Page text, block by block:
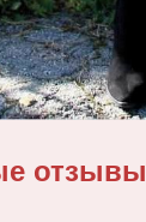
отзывы